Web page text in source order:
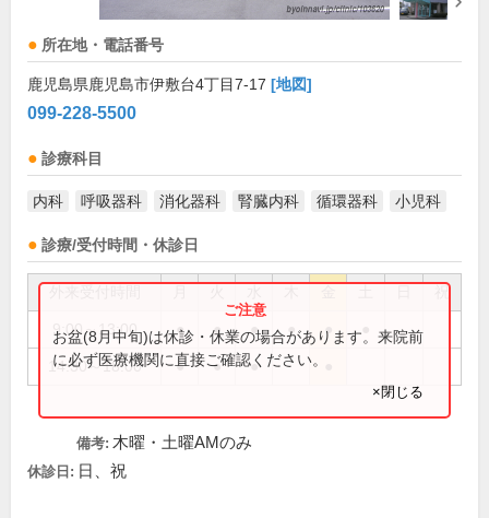
所在地・電話番号
鹿児島県鹿児島市伊敷台4丁目7-17 [地図]
099-228-5500
診療科目
内科 呼吸器科 消化器科 腎臓内科 循環器科 小児科
診療/受付時間・休診日
祝
9:00～13:00 ● ● ● ● ●
14:30～18:00 ● ● ●
お盆(8月中旬)は休診・休業の場合があります。来院前
に必ず医療機関に直接ご確認ください。
×閉じる
備考: 木曜・土曜AMのみ
休診日: 日、祝